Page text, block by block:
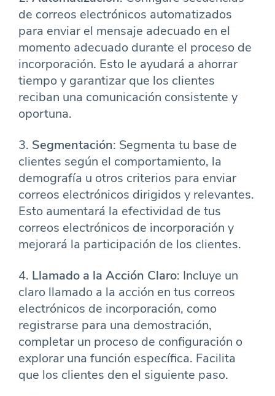
de correos electrónicos automatizados
para enviar el mensaje adecuado en el
momento adecuado durante el proceso de
incorporación. Esto le ayudará a ahorrar
tiempo y garantizar que los clientes
reciban una comunicación consistente y
oportuna.
3. Segmentación: Segmenta tu base de
clientes según el comportamiento, la
demografía u otros criterios para enviar
correos electrónicos dirigidos y relevantes.
Esto aumentará la efectividad de tus
correos electrónicos de incorporación y
mejorará la participación de los clientes.
4. Llamado a la Acción Claro: Incluye un
claro llamado a la acción en tus correos
electrónicos de incorporación, como
registrarse para una demostración,
completar un proceso de configuración o
explorar una función específica. Facilita
que los clientes den el siguiente paso.